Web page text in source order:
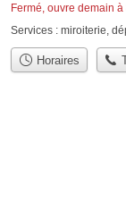
Fermé, ouvre demain à
Services : miroiterie,
Horaires